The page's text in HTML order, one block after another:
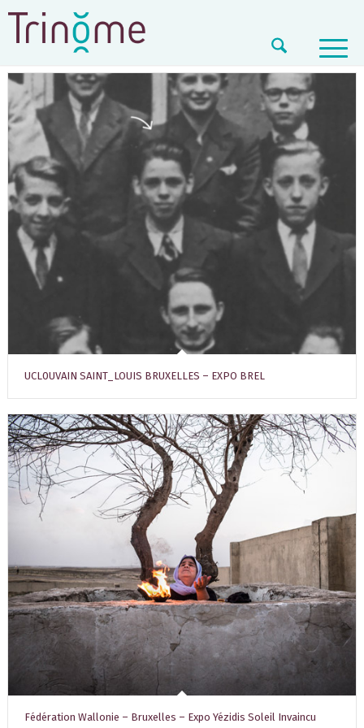
UCL0UVAIN SAINT_LOUIS BRUXELLES – EXPO BREL
Fédération Wallonie – Bruxelles – Expo Yézidis Soleil Invaincu